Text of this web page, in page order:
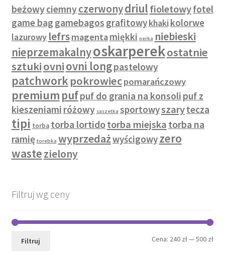
beżowyciemnyczerwonydriulfioletowyfotel
game bag gamebagos grafitowykhaki kolorwe
lazurowy lefrsmagentamiękki nerka niebieski
nieprzemakalnyoskarperekostatnie
sztukiovniovni longpastelowy
patchworkpokrowiecpomarańczowy
premium pufpuf do grania na konsoli puf z
kieszeniami różowy saszetka sportowyszarytecza
tipi torba torba lortidotorba miejska torba na
ramię torebka wyprzedażwyścigowyzero
wastezielony
Filtruj wg ceny
Filtruj Cena: 240 zł—500 zł